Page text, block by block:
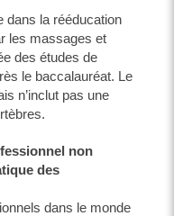
dans la rééducation
les massages et
des études de
le baccalauréat. Le
n’inclut pas une
non
des
dans le monde